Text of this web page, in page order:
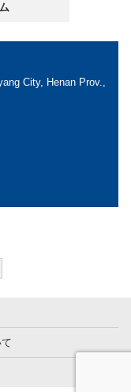
City, Henan Prov.,